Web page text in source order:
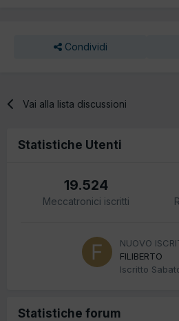
Condividi
Vai alla lista discussioni
Statistiche Utenti
19.524
Meccatronici iscritti
NUOVO
FILIBERTO
Iscritto
Statistiche forum